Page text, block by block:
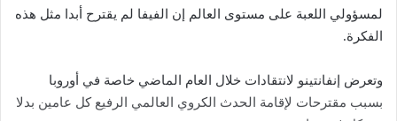
لمسؤولي اللعبة على مستوى العالم إن الفيفا لم يقترح أبدا مثل هذه
الفكرة.
وتعرض إنفانتينو لانتقادات خلال العام الماضي خاصة في أوروبا
بسبب مقترحات لإقامة الحدث الكروي العالمي الرفيع كل عامين بدلا